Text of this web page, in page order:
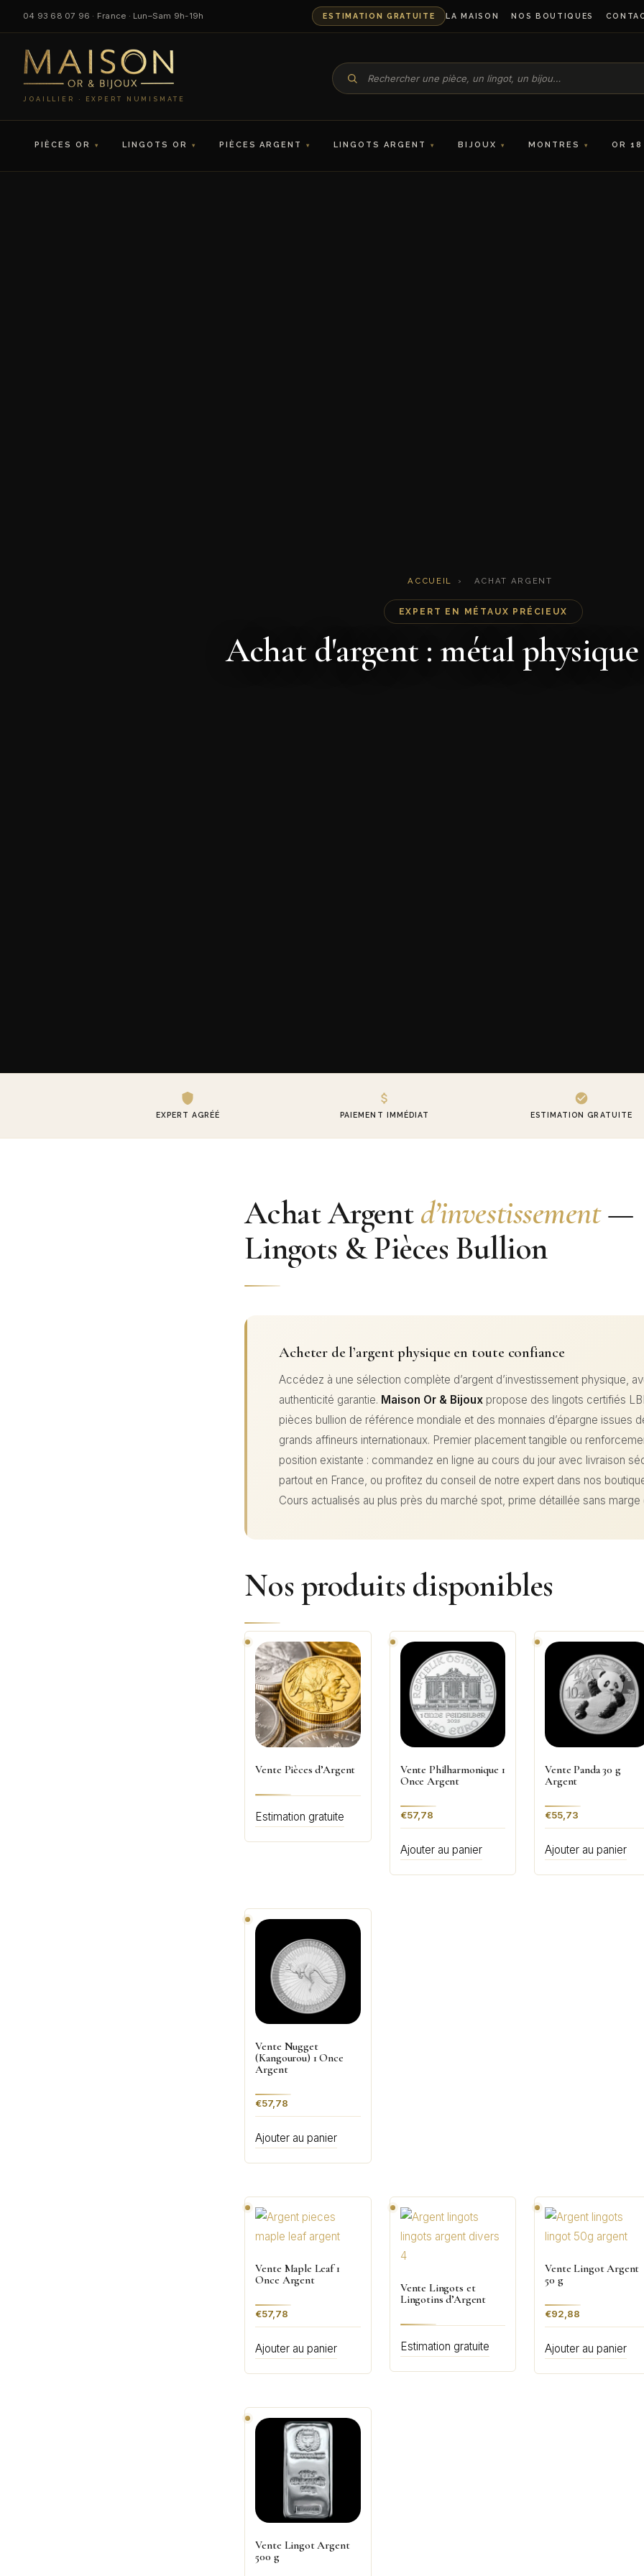
04 93 68 07 96 · France · Lun–Sam 9h-19h ESTIMATION GRATUITE LA MAISON NOS BOUTIQUES
JOAILLIER · EXPERT NUMISMATE
PIÈCES OR LINGOTS OR PIÈCES ARGENT LINGOTS ARGENT BIJOUX MONTRES OR 18
ACCUEIL › ACHAT ARGENT
EXPERT EN MÉTAUX PRÉCIEUX
Achat d'argent : métal
EXPERT AGRÉÉ PAIEMENT IMMÉDIAT ESTIMATION GRATUITE
Achat Argentd’investissement—
Lingots & Pièces Bullion
Acheter de l’argent physique en toute confiance
Accédez à une sélection complète d’argent d’investissement physique,
authenticité garantie. Maison Or & Bijoux propose des lingots certifiés
pièces bullion de référence mondiale et des monnaies d’épargne issues
grands affineurs internationaux. Premier placement tangible ou
position existante : commandez en ligne au cours du jour avec livraison
partout en France, ou profitez du conseil de notre expert dans nos
Cours actualisés au plus près du marché spot, prime détaillée sans marge
Nos produits disponibles
Vente Pièces d’Argent
Estimation gratuite
Vente Philharmonique 1
Once Argent
€57,78
Ajouter au panier
Vente Panda 30 g
Argent
€55,73
Ajouter au panier
Vente Nugget
(Kangourou) 1 Once
Argent
€57,78
Ajouter au panier
Vente Maple Leaf 1
Once Argent
€57,78
Ajouter au panier
Vente Lingots et
Lingotins d’Argent
Estimation gratuite
Vente Lingot Argent
50 g
€92,88
Ajouter au panier
Vente Lingot Argent
500 g